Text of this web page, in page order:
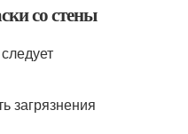
со стены
загрязнения